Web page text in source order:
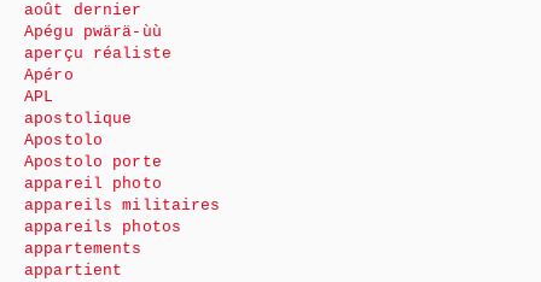
août dernier
Apégu pwärä-ùù
aperçu réaliste
Apéro
APL
apostolique
Apostolo
Apostolo porte
appareil photo
appareils militaires
appareils photos
appartements
appartient